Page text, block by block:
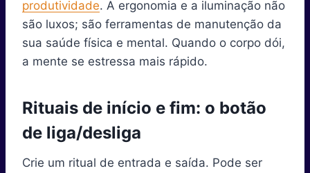
produtividade. A ergonomia e a iluminação não
são luxos; são ferramentas de manutenção da
sua saúde física e mental. Quando o corpo dói,
a mente se estressa mais rápido.
Rituais de início e fim: o botão
de liga/desliga
Crie um ritual de entrada e saída. Pode ser